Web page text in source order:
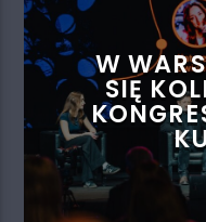
W
SIĘ